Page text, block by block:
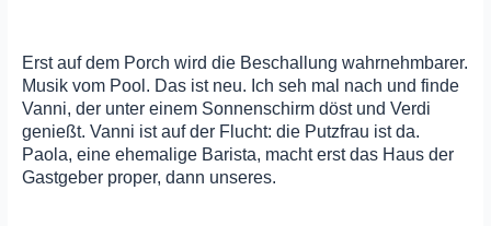
Erst auf dem Porch wird die Beschallung wahrnehmbarer.
Musik vom Pool. Das ist neu. Ich seh mal nach und finde
Vanni, der unter einem Sonnenschirm döst und Verdi
genießt. Vanni ist auf der Flucht: die Putzfrau ist da.
Paola, eine ehemalige Barista, macht erst das Haus der
Gastgeber proper, dann unseres.